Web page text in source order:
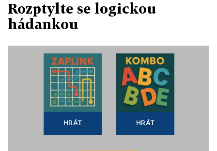
Rozptylte se logickou
hádankou
HRÁT HRÁT